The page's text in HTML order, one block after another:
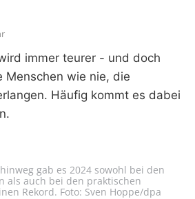
immer teurer - und doch
Menschen wie nie, die
Häufig kommt es dabei
gab es 2024 sowohl bei den
als auch bei den praktischen
Rekord. Foto: Sven Hoppe/dpa